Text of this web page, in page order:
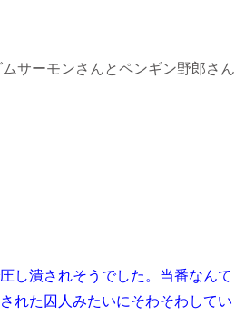
サーモンさんとペンギン野郎さん
し潰されそうでした。当番なんて
れた囚人みたいにそわそわしてい